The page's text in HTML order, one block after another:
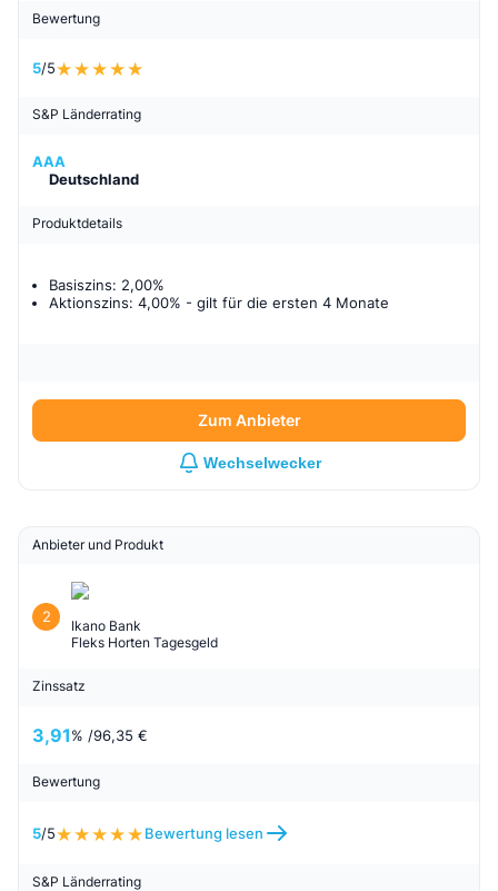
Bewertung
5/5
S&P Länderrating
AAA
Deutschland
Produktdetails
Basiszins: 2,00%
Aktionszins: 4,00% - gilt für die ersten 4 Monate
Zum Anbieter
Wechselwecker
Anbieter und Produkt
2
Ikano Bank
Fleks Horten Tagesgeld
Zinssatz
3,91% /96,35 €
Bewertung
5/5 Bewertung lesen
S&P Länderrating